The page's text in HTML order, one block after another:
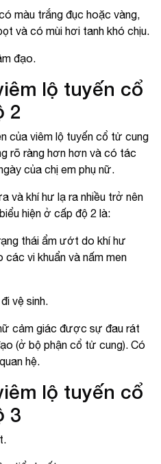
màu trắng đục hoặc vàng,
và có mùi hơi tanh khó chịu.
đạo.
lộ tuyến cổ
2
của viêm lộ tuyến cổ tử cung
rõ ràng hơn hơn và có tác
của chị em phụ nữ.
và khí hư lạ ra nhiều trở nên
hiện ở cấp độ 2 là:
thái ẩm ướt do khí hư
các vi khuẩn và nấm men
vệ sinh.
cảm giác được sự đau rát
(ở bộ phận cổ tử cung). Có
hệ.
lộ tuyến cổ
3